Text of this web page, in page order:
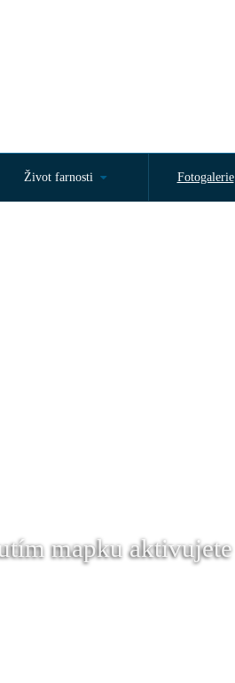
Život farnosti Fotogalerie
mapku aktivujete